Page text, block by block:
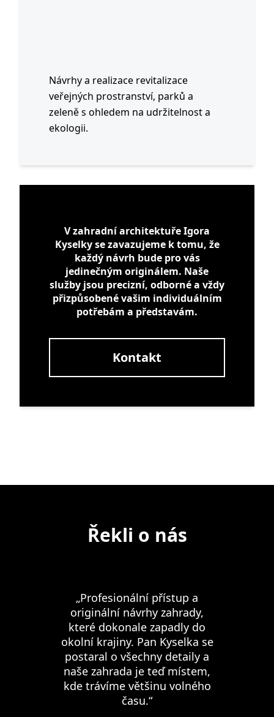
Návrhy a realizace revitalizace
veřejných prostranství, parků a
zeleně s ohledem na udržitelnost a
ekologii.
V zahradní architektuře Igora
Kyselky se zavazujeme k tomu, že
každý návrh bude pro vás
jedinečným originálem. Naše
služby jsou precizní, odborné a vždy
přizpůsobené vašim individuálním
potřebám a představám.
Kontakt
Řekli o nás
„Profesionální přístup a
originální návrhy zahrady,
které dokonale zapadly do
okolní krajiny. Pan Kyselka se
postaral o všechny detaily a
naše zahrada je teď místem,
kde trávíme většinu volného
času.“